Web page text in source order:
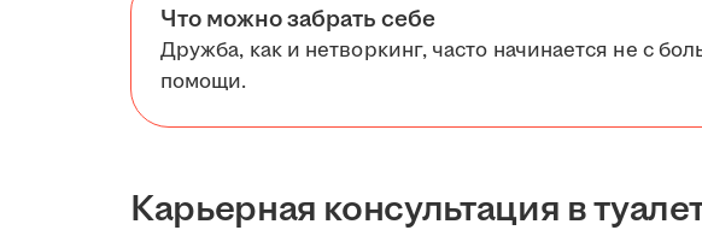
Что можно забрать себе
Дружба, как и нетворкинг, часто начинается не с
помощи.
Карьерная консультация в